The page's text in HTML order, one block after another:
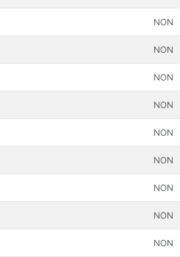
NON
NON
NON
NON
NON
NON
NON
NON
NON